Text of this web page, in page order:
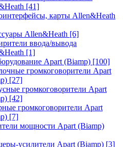
[41]
карты Allen&Heath
Allen&Heath [6]
ввода/вывода
[1]
Apart (Biamp) [100]
громкоговорители Apart
[27]
громкоговорители Apart
[42]
громкоговорители Apart
[7]
мощности Apart (Biamp)
усилители Apart (Biamp) [3]